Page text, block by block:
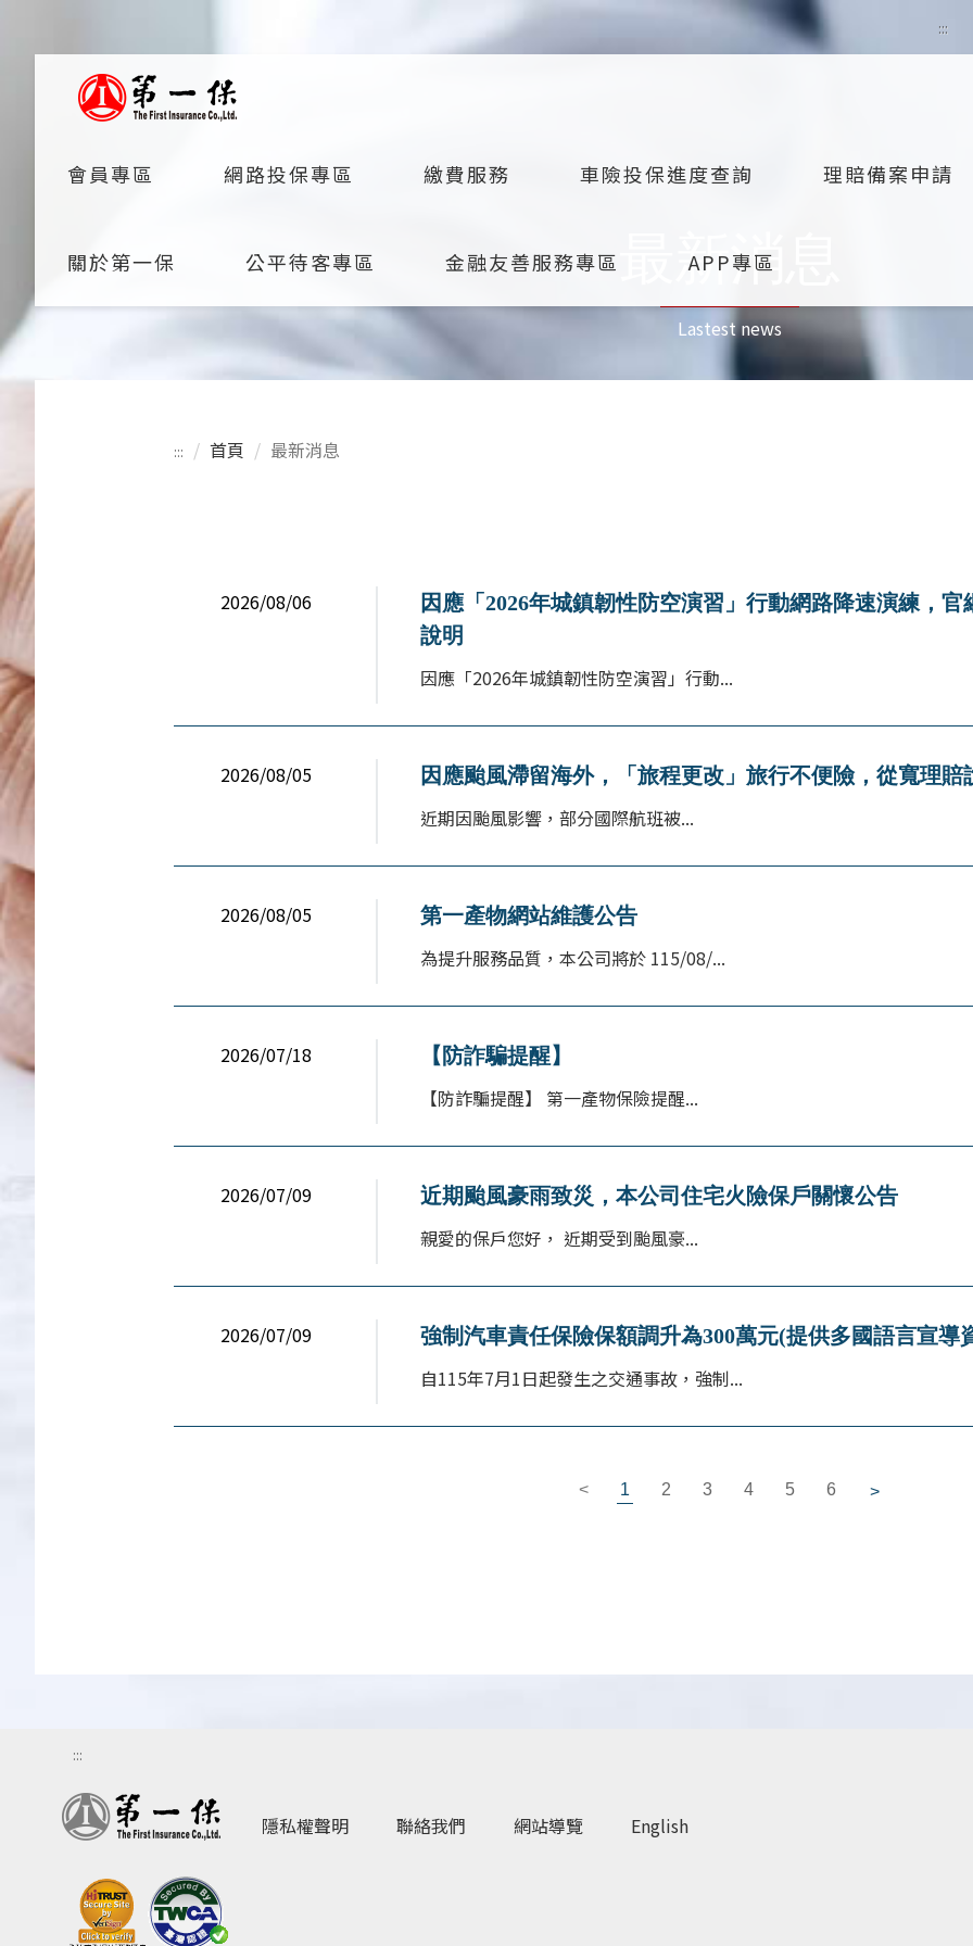
:::
會員專區 網路投保專區 繳費服務 車險投保進度查詢 理賠備案申請
關於第一保 公平待客專區 金融友善服務專區 APP專區
最新消息
Lastest news
::: 首頁 最新消息
2026/08/06
因應「2026年城鎮韌性防空演習」行動網路降速演練，官
說明
因應「2026年城鎮韌性防空演習」行動...
2026/08/05 因應颱風滯留海外，「旅程更改」旅行不便險，從寬理賠
近期因颱風影響，部分國際航班被...
2026/08/05 第一產物網站維護公告
為提升服務品質，本公司將於 115/08/...
2026/07/18 【防詐騙提醒】
【防詐騙提醒】 第一產物保險提醒...
2026/07/09 近期颱風豪雨致災，本公司住宅火險保戶關懷公告
親愛的保戶您好， 近期受到颱風豪...
2026/07/09 強制汽車責任保險保額調升為300萬元(提供多國語言宣導
自115年7月1日起發生之交通事故，強制...
< 1 2 3 4 5 6 >
:::
隱私權聲明 聯絡我們 網站導覽 English